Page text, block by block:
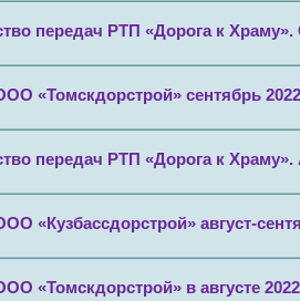
передач РТП «Дорога к Храму».
«Томскдорстрой» сентябрь
передач РТП «Дорога к Храму».
«Кузбассдорстрой» август-
«Томскдорстрой» в августе